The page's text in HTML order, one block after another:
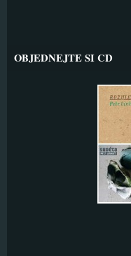
OBJEDNEJTE SI CD